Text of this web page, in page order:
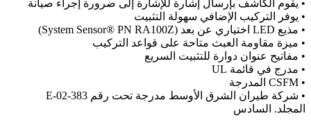
• يقوم الكاشف بإرسال إشارة للإشارة إلى ضرورة إجراء صيانة
• يوفر التركيب الإضافي سهولة التثبيت
• مذيع LED اختياري عن بعد (System Sensor® PN RA100Z)
• ميزة مقاومة العبث متاحة على قواعد التركيب
• مفاتيح عنوان دوارة للتثبيت السريع
• مدرج في قائمة UL
• CSFM المدرجة
• شركة طيران الشرق الأوسط مدرجة تحت رقم 383-02-E
المجلد. السادس